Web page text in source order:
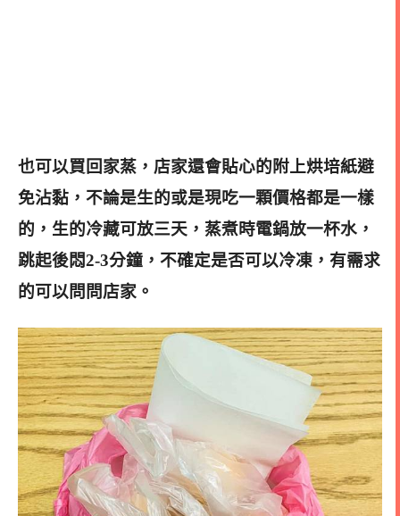
也可以買回家蒸，店家還會貼心的附上烘培紙避
免沾黏， 不論是生的或是現吃一顆價格都是一樣
的， 生的冷藏可放三天，蒸煮時電鍋放一杯水，
跳起後悶2-3分鐘， 不確定是否可以冷凍，有需求
的可以問問店家。